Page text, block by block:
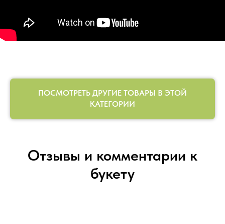
ПОСМОТРЕТЬ ДРУГИЕ ТОВАРЫ В ЭТОЙ
КАТЕГОРИИ
Отзывы и комментарии к
букету